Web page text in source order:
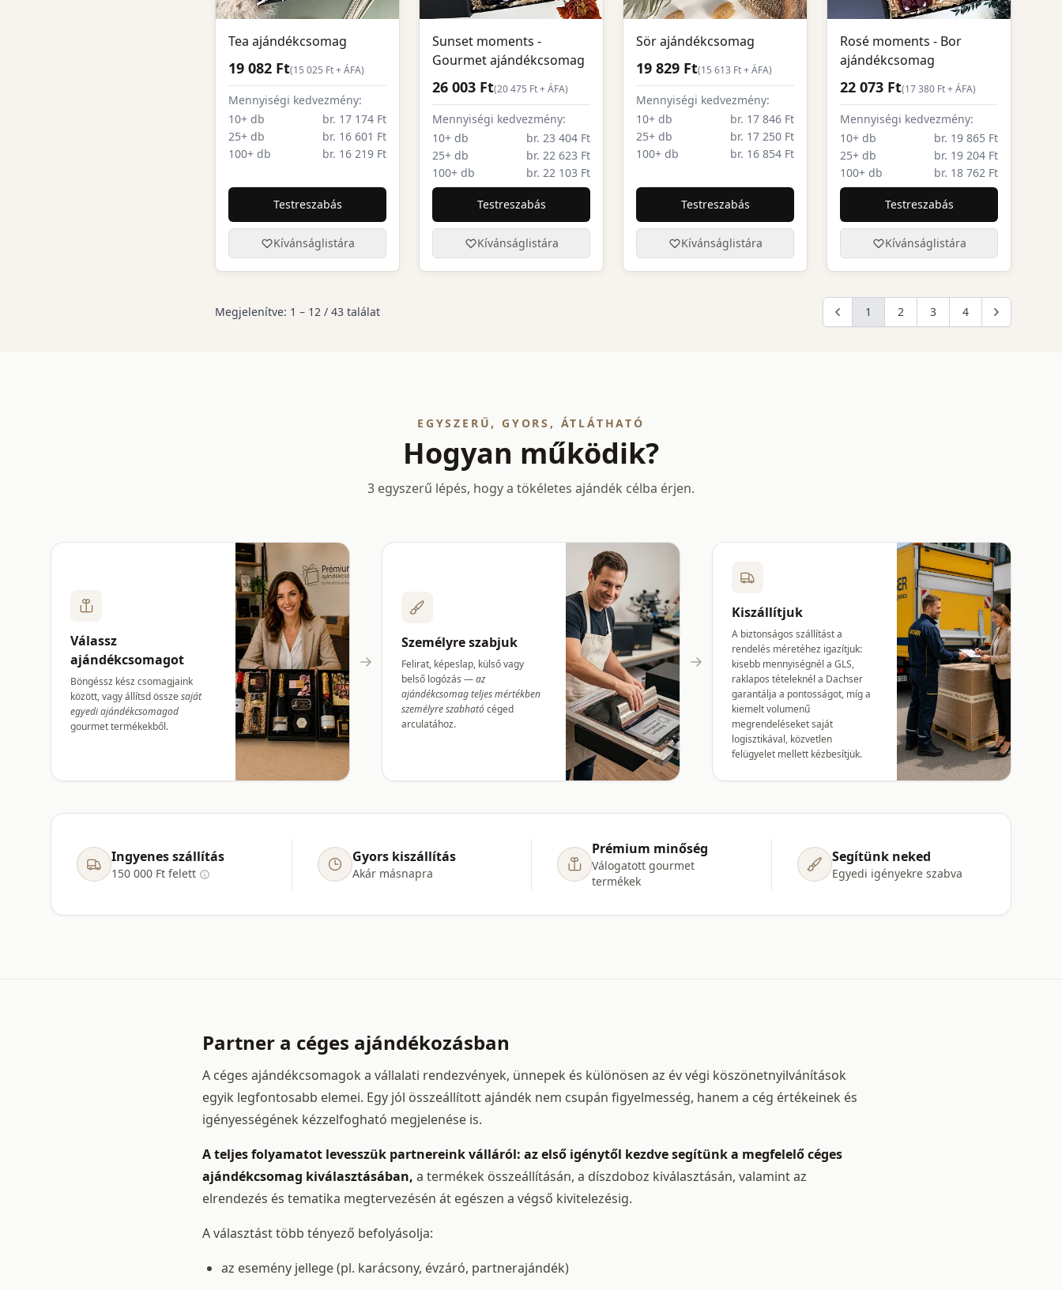
Tea ajándékcsomag
19 082 Ft(15 025 Ft + ÁFA)
Mennyiségi kedvezmény:
10+ db
br. 17 174 Ft
25+ db
br. 16 601 Ft
100+ db
br. 16 219 Ft
Testreszabás
Kívánságlistára
Sunset moments -
Gourmet ajándékcsomag
26 003 Ft(20 475 Ft + ÁFA)
Mennyiségi kedvezmény:
10+ db
br. 23 404 Ft
25+ db
br. 22 623 Ft
100+ db
br. 22 103 Ft
Testreszabás
Kívánságlistára
Sör ajándékcsomag
19 829 Ft(15 613 Ft + ÁFA)
Mennyiségi kedvezmény:
10+ db
br. 17 846 Ft
25+ db
br. 17 250 Ft
100+ db
br. 16 854 Ft
Testreszabás
Kívánságlistára
Rosé moments - Bor
ajándékcsomag
22 073 Ft(17 380 Ft + ÁFA)
Mennyiségi kedvezmény:
10+ db
br. 19 865 Ft
25+ db
br. 19 204 Ft
100+ db
br. 18 762 Ft
Testreszabás
Kívánságlistára
Megjelenítve: 1 – 12 / 43 találat 1 2 3 4
EGYSZERŰ, GYORS, ÁTLÁTHATÓ
Hogyan működik?
3 egyszerű lépés, hogy a tökéletes ajándék célba érjen.
Válassz
ajándékcsomagot
Böngéssz kész csomagjaink
között, vagy állítsd összesaját
egyedi ajándékcsomagod
gourmet termékekből.
Személyre szabjuk
Felirat, képeslap, külső vagy
belső logózás —az
ajándékcsomag teljes mértékben
személyre szabhatócéged
arculatához.
Kiszállítjuk
A biztonságos szállítást a
rendelés méretéhez igazítjuk:
kisebb mennyiségnél a GLS,
raklapos tételeknél a Dachser
garantálja a pontosságot, míg a
kiemelt volumenű
megrendeléseket saját
logisztikával, közvetlen
felügyelet mellett kézbesítjük.
Ingyenes szállítás
150 000 Ft felett
Gyors kiszállítás
Akár másnapra
Prémium minőség
Válogatott gourmet
termékek
Segítünk neked
Egyedi igényekre szabva
Partner a céges ajándékozásban
A céges ajándékcsomagok a vállalati rendezvények, ünnepek és különösen az év végi köszönetnyilvánítások
egyik legfontosabb elemei. Egy jól összeállított ajándék nem csupán figyelmesség, hanem a cég értékeinek és
igényességének kézzelfogható megjelenése is.
A teljes folyamatot levesszük partnereink válláról: az első igénytől kezdve segítünk a megfelelő céges
ajándékcsomag kiválasztásában, a termékek összeállításán, a díszdoboz kiválasztásán, valamint az
elrendezés és tematika megtervezésén át egészen a végső kivitelezésig.
A választást több tényező befolyásolja:
az esemény jellege (pl. karácsony, évzáró, partnerajándék)